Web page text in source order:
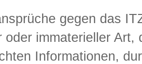
gegen das
oder immaterieller
Informationen,